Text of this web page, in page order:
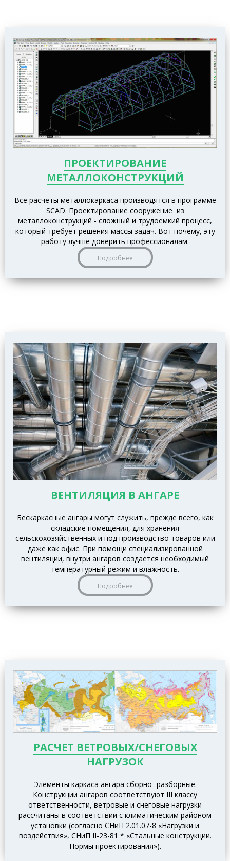
ПРОЕКТИРОВАНИЕ
МЕТАЛЛОКОНСТРУКЦИЙ
Все расчеты металлокаркаса производятся в программе
SCAD. Проектирование сооружение из
металлоконструкций - сложный и трудоемкий процесс,
который требует решения массы задач. Вот почему, эту
работу лучше доверить профессионалам.
Подробнее
ВЕНТИЛЯЦИЯ В АНГАРЕ
Бескаркасные ангары могут служить, прежде всего, как
складские помещения, для хранения
сельскохозяйственных и под производство товаров или
даже как офис. При помощи специализированной
вентиляции, внутри ангаров создается необходимый
температурный режим и влажность.
Подробнее
РАСЧЕТ ВЕТРОВЫХ/СНЕГОВЫХ
НАГРУЗОК
Элементы каркаса ангара сборно- разборные.
Конструкции ангаров соответствуют III классу
ответственности, ветровые и снеговые нагрузки
рассчитаны в соответствии с климатическим районом
установки (согласно СНиП 2.01.07-8 «Нагрузки и
воздействия», СНиП II-23-81 * «Стальные конструкции.
Нормы проектирования»).